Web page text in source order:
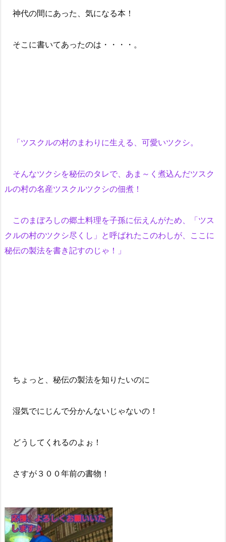
神代の間にあった、気になる本！
そこに書いてあったのは・・・・。
「ツスクルの村のまわりに生える、可愛いツクシ。
そんなツクシを秘伝のタレで、あま～く煮込んだツスク
ルの村の名産ツスクルツクシの佃煮！
このまぼろしの郷土料理を子孫に伝えんがため、「ツス
クルの村のツクシ尽くし」と呼ばれたこのわしが、ここに
秘伝の製法を書き記すのじゃ！」
ちょっと、秘伝の製法を知りたいのに
湿気でにじんで分かんないじゃないの！
どうしてくれるのよぉ！
さすが３００年前の書物！